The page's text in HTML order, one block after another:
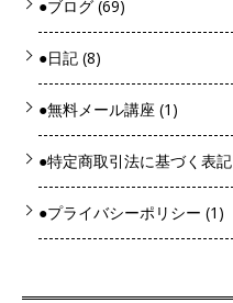
●ブログ (69)
●日記 (8)
●無料メール講座 (1)
●特定商取引法に基づく表記
●プライバシーポリシー (1)